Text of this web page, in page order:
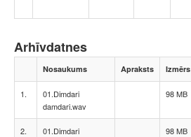
Arhīvdatnes
Nosaukums Apraksts Izmērs
1.
01.Dimdari
damdari.wav
98 MB
2.
01.Dimdari
98 MB